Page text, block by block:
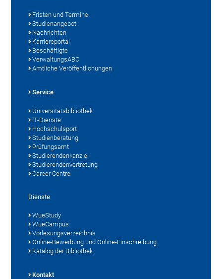
Fristen und Termine
Studienangebot
Nachrichten
Karriereportal
Beschäftigte
VerwaltungsABC
Amtliche Veröffentlichungen
Service
Universitätsbibliothek
IT-Dienste
Hochschulsport
Studienberatung
Prüfungsamt
Studierendenkanzlei
Studierendenvertretung
Career Centre
Dienste
WueStudy
WueCampus
Vorlesungsverzeichnis
Online-Bewerbung und Online-Einschreibung
Katalog der Bibliothek
Kontakt